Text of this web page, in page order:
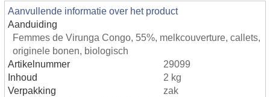
Aanvullende informatie over het product
Aanduiding
Femmes de Virunga Congo, 55%, melkcouverture, callets,
originele bonen, biologisch
Artikelnummer
29099
Inhoud
2 kg
Verpakking
zak